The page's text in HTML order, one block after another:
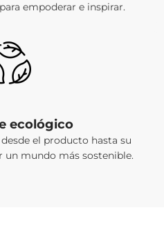
empoderar e inspirar.
ecológico
el producto hasta su
un mundo más sostenible.